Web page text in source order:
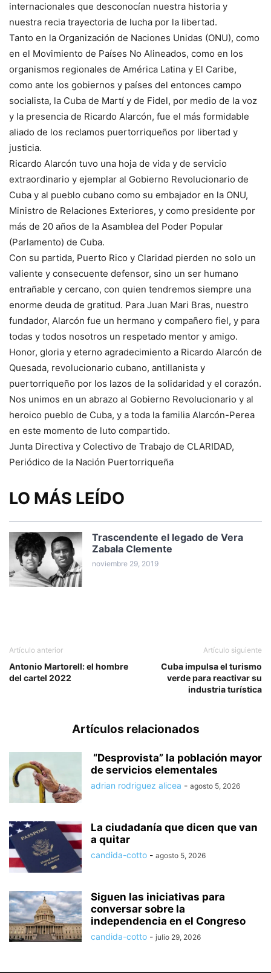
internacionales que desconocían nuestra historia y
nuestra recia trayectoria de lucha por la libertad.
Tanto en la Organización de Naciones Unidas (ONU), como
en el Movimiento de Países No Alineados, como en los
organismos regionales de América Latina y El Caribe,
como ante los gobiernos y países del entonces campo
socialista, la Cuba de Martí y de Fidel, por medio de la voz
y la presencia de Ricardo Alarcón, fue el más formidable
aliado de los reclamos puertorriqueños por libertad y
justicia.
Ricardo Alarcón tuvo una hoja de vida y de servicio
extraordinario y ejemplar al Gobierno Revolucionario de
Cuba y al pueblo cubano como su embajador en la ONU,
Ministro de Relaciones Exteriores, y como presidente por
más de 20 años de la Asamblea del Poder Popular
(Parlamento) de Cuba.
Con su partida, Puerto Rico y Claridad pierden no solo un
valiente y consecuente defensor, sino un ser humano
entrañable y cercano, con quien tendremos siempre una
enorme deuda de gratitud. Para Juan Mari Bras, nuestro
fundador, Alarcón fue un hermano y compañero fiel, y para
todas y todos nosotros un respetado mentor y amigo.
Honor, gloria y eterno agradecimiento a Ricardo Alarcón de
Quesada, revolucionario cubano, antillanista y
puertorriqueño por los lazos de la solidaridad y el corazón.
Nos unimos en un abrazo al Gobierno Revolucionario y al
heroico pueblo de Cuba, y a toda la familia Alarcón-Perea
en este momento de luto compartido.
Junta Directiva y Colectivo de Trabajo de CLARIDAD,
Periódico de la Nación Puertorriqueña
LO MÁS LEÍDO
Trascendente el legado de Vera
Zabala Clemente
noviembre 29, 2019
Artículo anterior
Antonio Martorell: el hombre
del cartel 2022
Artículo siguiente
Cuba impulsa el turismo
verde para reactivar su
industria turística
Artículos relacionados
“Desprovista” la población mayor
de servicios elementales
adrian rodriguez alicea - agosto 5, 2026
La ciudadanía que dicen que van
a quitar
candida-cotto - agosto 5, 2026
Siguen las iniciativas para
conversar sobre la
independencia en el Congreso
candida-cotto - julio 29, 2026